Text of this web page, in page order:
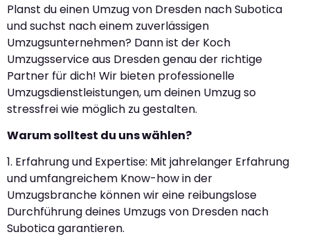
Planst du einen Umzug von Dresden nach Subotica
und suchst nach einem zuverlässigen
Umzugsunternehmen? Dann ist der Koch
Umzugsservice aus Dresden genau der richtige
Partner für dich! Wir bieten professionelle
Umzugsdienstleistungen, um deinen Umzug so
stressfrei wie möglich zu gestalten.
Warum solltest du uns wählen?
1. Erfahrung und Expertise: Mit jahrelanger Erfahrung
und umfangreichem Know-how in der
Umzugsbranche können wir eine reibungslose
Durchführung deines Umzugs von Dresden nach
Subotica garantieren.